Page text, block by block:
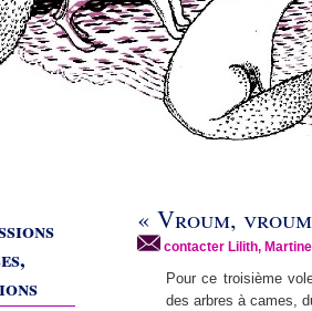
« Vroum,
contacter Lilith,
Pour ce troisième
des arbres à cames,